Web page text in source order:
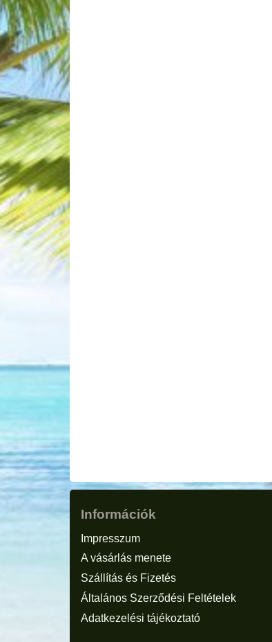
Információk
Impresszum
A vásárlás menete
Szállítás és Fizetés
Általános Szerződési Feltételek
Adatkezelési tájékoztató